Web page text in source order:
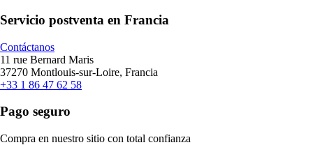
Servicio postventa en Francia
Contáctanos
11 rue Bernard Maris
37270 Montlouis-sur-Loire, Francia
+33 1 86 47 62 58
Pago seguro
Compra en nuestro sitio con total confianza